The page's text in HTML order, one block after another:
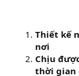
Thiết kế
nơi
Chịu
thời gian